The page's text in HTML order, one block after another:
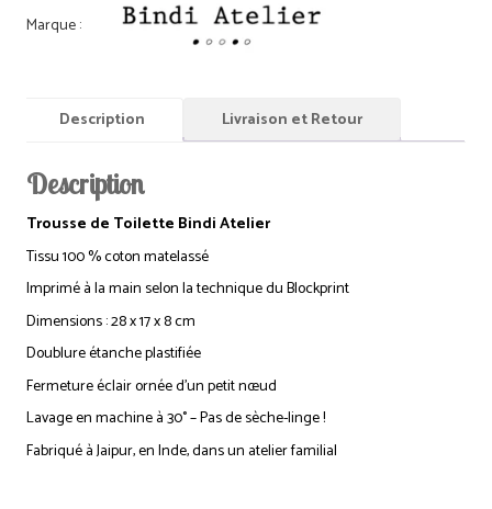
Description Livraison et Retour
Description
Trousse de Toilette Bindi Atelier
Tissu 100 % coton matelassé
Imprimé à la main selon la technique du Blockprint
Dimensions : 28 x 17 x 8 cm
Doublure étanche plastifiée
Fermeture éclair ornée d’un petit nœud
Lavage en machine à 30° – Pas de sèche-linge !
Fabriqué à Jaipur, en Inde, dans un atelier familial